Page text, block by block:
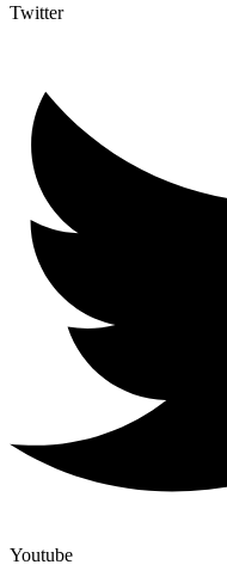
Twitter
Youtube